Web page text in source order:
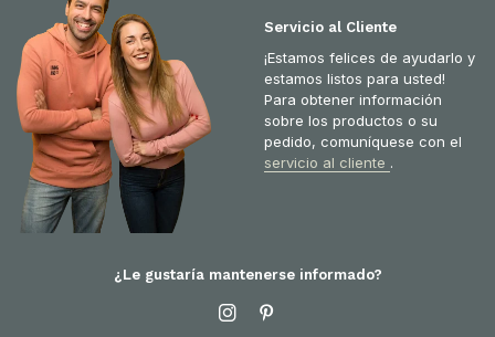
Servicio al Cliente
¡Estamos felices de ayudarlo y
estamos listos para usted!
Para obtener información
sobre los productos o su
pedido, comuníquese con el
servicio al cliente .
¿Le gustaría mantenerse informado?